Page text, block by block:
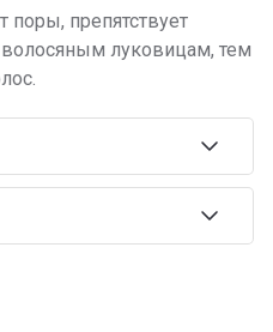
поры, препятствует
луковицам, тем